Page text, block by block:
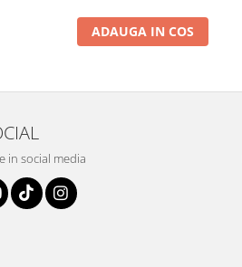
ADAUGA IN COS
in social media